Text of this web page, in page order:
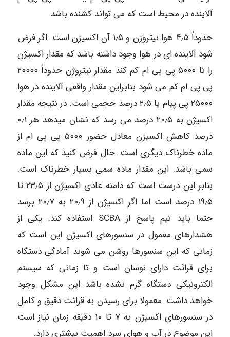
آلاینده در محیط است که می تواند کشنده باشد.
حدوداً ۴٫۵ هوا نیتروژن و ۱٫۵ آن اکسیژن است. اگر فرض
شود آلاینده ای در هوا وجود داشته باشد که مقدار اکسیژن
را تا ۵۰۰۰ پی پی ام کم کند مقدار نیتروژن حدوداً ۲۰۰۰۰
پی پی ام کم می شود بنابراین مقدار واقعی آلاینده در هوا
۲۵۰۰۰ پی پیام یا ۲٫۵ درصد حجمی است. در نتیجه مقدار
اکسیژن به ۲۰٫۵ درصد می رسد که نشان میدهد هر ۰٫۱
درصد کاهش اکسیژن معادل حضور ۵۰۰۰ پی پی ام از
ماده خطرناک دیگری است. حال فرض کنید که این ماده
سمی باشد. این مقدار ماده سمی بسیار خطرناک است.
بنابر این درست است که دامنه عادی اکسیژن از ۲۳٫۵ تا
۱۹٫۵ درصد است اما اگر اکسیژن از ۲۰٫۹ به ۲۰٫۷ برسد
حتما باید تیم پاسخ از SCBA استفاده کند. یکی از
هشدارهای معمول در سنسورهای اکسیژن این است که
زمانی که این سنسورها روشن می شوند آمادگی دستگاه
برای قرائت دارای نوسان است و تا زمانی که سیستم
الکترونیکی دستگاه گرم نشده باشد این مشکل وجود
خواهد داشت. معمولا برای رسیدن به قرائت دقیق و کامل
در سنسورهای اکسیژن به ۷ تا ۱۰ دقیقه زمان نیاز است
این موضوع در آب و هوای سرد اهمیت بیشتری دارد.